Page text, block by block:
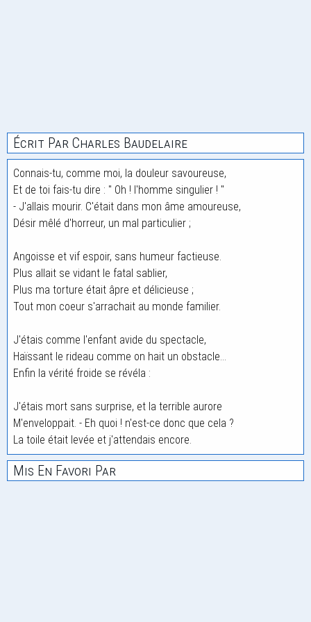
Écrit Par Charles Baudelaire
Connais-tu, comme moi, la douleur savoureuse,
Et de toi fais-tu dire : " Oh ! l'homme singulier ! "
- J'allais mourir. C'était dans mon âme amoureuse,
Désir mêlé d'horreur, un mal particulier ;
Angoisse et vif espoir, sans humeur factieuse.
Plus allait se vidant le fatal sablier,
Plus ma torture était âpre et délicieuse ;
Tout mon coeur s'arrachait au monde familier.
J'étais comme l'enfant avide du spectacle,
Haïssant le rideau comme on hait un obstacle...
Enfin la vérité froide se révéla :
J'étais mort sans surprise, et la terrible aurore
M'enveloppait. - Eh quoi ! n'est-ce donc que cela ?
La toile était levée et j'attendais encore.
Mis En Favori Par